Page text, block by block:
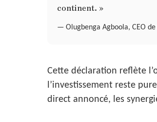
continent. »
— Olugbenga Agboola, CEO
Cette déclaration reflète
l’investissement reste
direct annoncé, les